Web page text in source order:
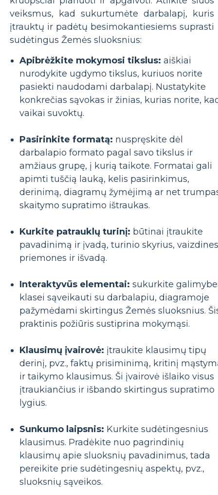
veiksmus, kad sukurtumėte darbalapį, kuris
įtrauktų ir padėtų besimokantiesiems suprasti
sudėtingus Žemės sluoksnius:
Apibrėžkite mokymosi tikslus: aiškiai
nurodykite ugdymo tikslus, kuriuos norite
pasiekti naudodami darbalapį. Nustatykite
konkrečias sąvokas ir žinias, kurias norite,
vaikai suvoktų.
Pasirinkite formatą: nuspręskite dėl
darbalapio formato pagal savo tikslus ir
amžiaus grupę, į kurią taikote. Formatai gali
apimti tuščią lauką, kelis pasirinkimus,
derinimą, diagramų žymėjimą ar net
skaitymo supratimo ištraukas.
Kurkite patrauklų turinį: būtinai įtraukite
pavadinimą ir įvadą, turinio skyrius, vaizdines
priemones ir išvadą.
Interaktyvūs elementai: sukurkite
klasei sąveikauti su darbalapiu, diagramoje
pažymėdami skirtingus Žemės sluoksnius.
praktinis požiūris sustiprina mokymąsi.
Klausimų įvairovė: įtraukite klausimų tipų
derinį, pvz., faktų prisiminimą, kritinį
ir taikymo klausimus. Ši įvairovė išlaiko visus
įtraukiančius ir išbando skirtingus supratimo
lygius.
Sunkumo laipsnis: Kurkite sudėtingesnius
klausimus. Pradėkite nuo pagrindinių
klausimų apie sluoksnių pavadinimus, tada
pereikite prie sudėtingesnių aspektų, pvz.,
sluoksnių sąveikos.